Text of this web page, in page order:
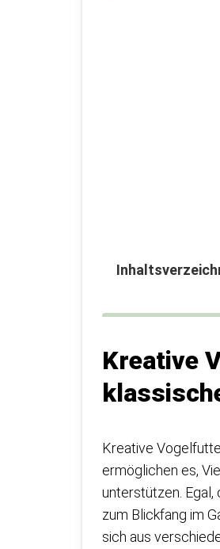
Kreative
Kreative
ermöglichen es,
unterstützen. Egal,
zum Blickfang im
sich aus